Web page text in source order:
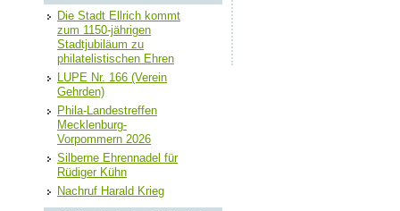
Die Stadt Ellrich kommt
zum 1150-jährigen
Stadtjubiläum zu
philatelistischen Ehren
LUPE Nr. 166 (Verein
Gehrden)
Phila-Landestreffen
Mecklenburg-
Vorpommern 2026
Silberne Ehrennadel für
Rüdiger Kühn
Nachruf Harald Krieg